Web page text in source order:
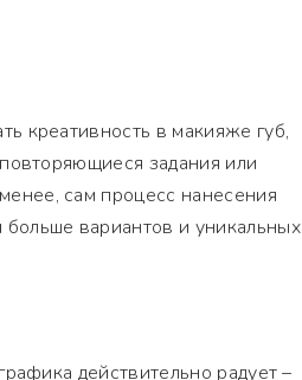
креативность в макияже губ,
задания или
сам процесс нанесения
вариантов и уникальных
действительно радует –